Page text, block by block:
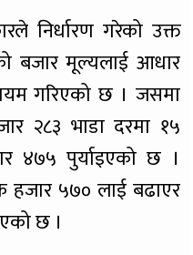
निर्धारण गरेको उक्त
बजार मूल्यलाई आधार
गरिएको छ । जसमा
२८३ भाडा दरमा १५
४७५ पुर्याइएको छ ।
हजार ५७० लाई बढाएर
छ ।